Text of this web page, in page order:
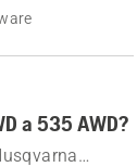
a 535 AWD?